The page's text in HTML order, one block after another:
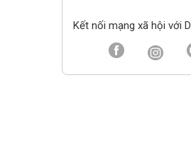
Kết nối mạng xã hội với